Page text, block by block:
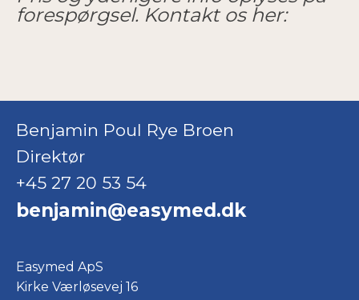
forespørgsel. Kontakt os her:
Benjamin Poul Rye Broen
Direktør
+45 27 20 53 54
benjamin@easymed.dk
Easymed ApS
Kirke Værløsevej 16